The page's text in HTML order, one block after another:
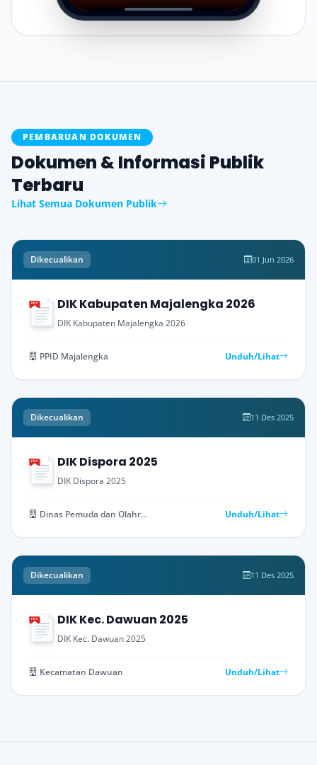
PEMBARUAN DOKUMEN
Dokumen & Informasi Publik
Terbaru
Lihat Semua Dokumen Publik
Dikecualikan 01 Jun 2026
PDF DIK Kabupaten Majalengka 2026
DIK Kabupaten Majalengka 2026
PPID Majalengka Unduh/Lihat
Dikecualikan 11 Des 2025
PDF DIK Dispora 2025
DIK Dispora 2025
Dinas Pemuda dan Olahraga Unduh/Lihat
Dikecualikan 11 Des 2025
PDF DIK Kec. Dawuan 2025
DIK Kec. Dawuan 2025
Kecamatan Dawuan Unduh/Lihat